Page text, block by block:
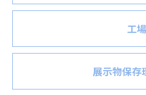
工場
展示物保存